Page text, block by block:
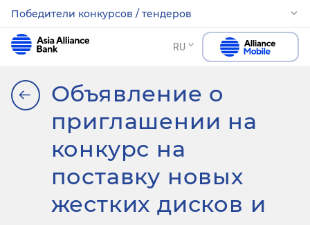
Победители конкурсов / тендеров
RU
Объявление о
приглашении на
конкурс на
поставку новых
жестких дисков и